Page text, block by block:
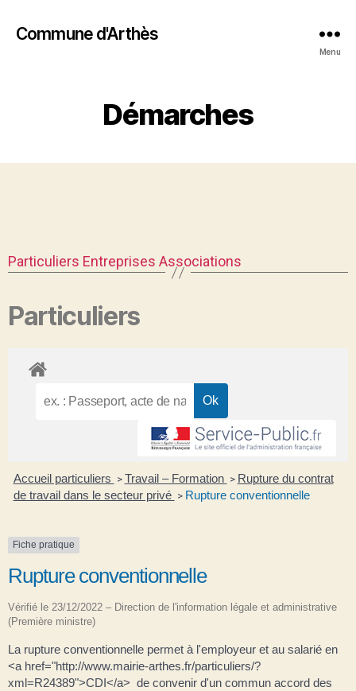
Commune d'Arthès
Menu
Démarches
Particuliers Entreprises Associations
Particuliers
Accueil particuliers > Travail – Formation > Rupture du contrat
de travail dans le secteur privé > Rupture conventionnelle
Fiche pratique
Rupture conventionnelle
Vérifié le 23/12/2022 – Direction de l'information légale et administrative
(Première ministre)
La rupture conventionnelle permet à l'employeur et au salarié en
<a href="http://www.mairie-arthes.fr/particuliers/?
xml=R24389">CDI</a> de convenir d'un commun accord des